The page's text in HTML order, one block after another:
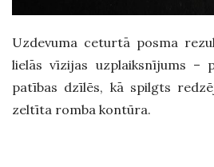
Uzdevuma ceturtā posma
lielās vīzijas uzplaiksnījums –
patības dzīlēs, kā spilgts
zeltīta romba kontūra.